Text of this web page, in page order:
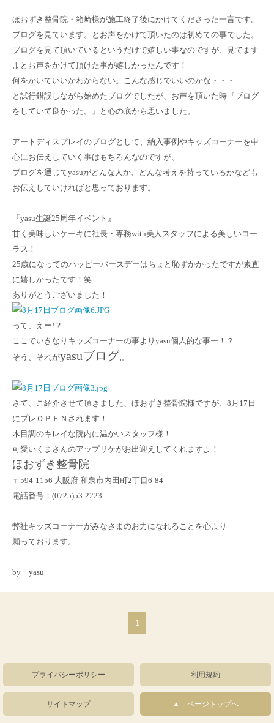
ほおずき整骨院・箱崎様が施工終了後にかけてくださった一言です。
ブログを見ています。とお声をかけて頂いたのは初めての事でした。
ブログを見て頂いているというだけで嬉しい事なのですが、見てます
よとお声をかけて頂けた事が嬉しかったんです！
何をかいていいかわからない。こんな感じでいいのかな・・・
と試行錯誤しながら始めたブログでしたが、お声を頂いた時『ブログ
をしていて良かった。』と心の底から思いました。
アートディスプレイのブログとして、納入事例やキッズコーナーを中
心にお伝えしていく事はもちろんなのですが、
ブログを通じてyasuがどんな人か、どんな考えを持っているかなども
お伝えしていければと思っております。
『yasu生誕25周年イベント』
甘く美味しいケーキに社長・専務with美人スタッフによる美しいコー
ラス！
25歳になってのハッピーバースデーはちょと恥ずかかったですが素直
に嬉しかったです！笑
ありがとうございました！
って、えー! ？
ここでいきなり キッズコーナーの事よりyasu個人的な事ー！？
そう、それがyasuブログ。
さて、ご紹介させて頂きました、ほおずき整骨院様ですが、8月17日
にプレＯＰＥＮされます！
木目調のキレイな院内に温かいスタッフ様！
可愛いくまさんのアップリケがお出迎えしてくれますよ！
ほおずき整骨院
〒594-1156 大阪府 和泉市内田町2丁目6-84
電話番号：(0725)53-2223
弊社キッズコーナーがみなさまのお力になれることを心より
願っております。
by yasu
1
プライバシーポリシー 利用規約
サイトマップ ページトップへ